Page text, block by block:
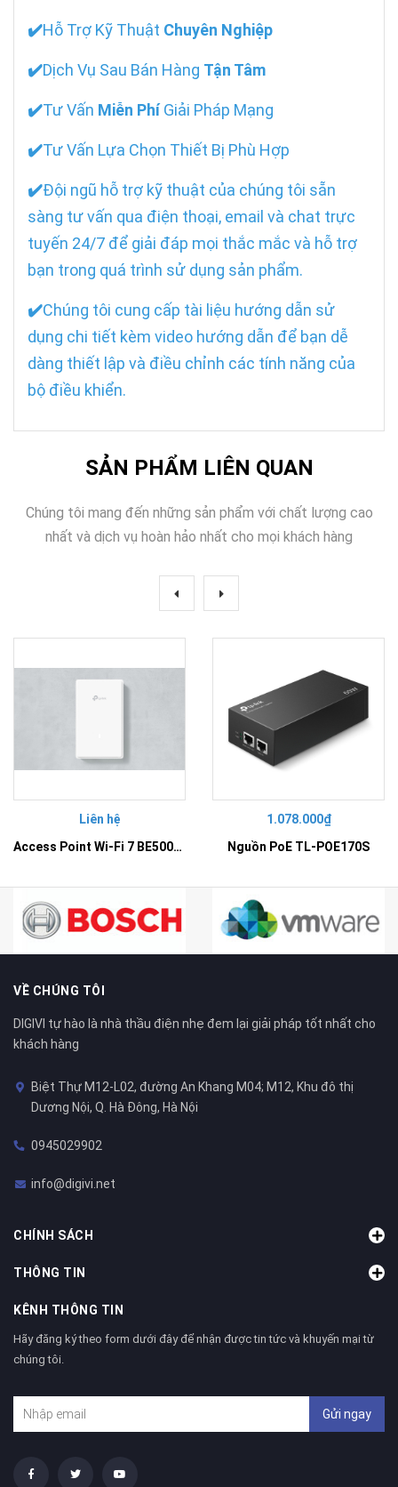
✔️Hỗ Trợ Kỹ Thuật Chuyên Nghiệp
✔️Dịch Vụ Sau Bán Hàng Tận Tâm
✔️Tư Vấn Miễn PhíGiải Pháp Mạng
✔️Tư Vấn Lựa Chọn Thiết Bị Phù Hợp
✔️Đội ngũ hỗ trợ kỹ thuật của chúng tôi sẵn
sàng tư vấn qua điện thoại, email và chat trực
tuyến 24/7 để giải đáp mọi thắc mắc và hỗ trợ
bạn trong quá trình sử dụng sản phẩm.
✔️Chúng tôi cung cấp tài liệu hướng dẫn sử
dụng chi tiết kèm video hướng dẫn để bạn dễ
dàng thiết lập và điều chỉnh các tính năng của
bộ điều khiển.
SẢN PHẨM LIÊN QUAN
Chúng tôi mang đến những sản phẩm với chất lượng cao
nhất và dịch vụ hoàn hảo nhất cho mọi khách hàng
Liên hệ
Access Point Wi-Fi 7 BE5000 Gắn Tường – EAP725-Wall
1.078.000₫
Nguồn PoE TL-POE170S
VỀ CHÚNG TÔI
DIGIVI tự hào là nhà thầu điện nhẹ đem lại giải pháp tốt nhất cho
khách hàng
Biệt Thự M12-L02, đường An Khang M04; M12, Khu đô thị
Dương Nội, Q. Hà Đông, Hà Nội
0945029902
info@digivi.net
CHÍNH SÁCH
THÔNG TIN
KÊNH THÔNG TIN
Hãy đăng ký theo form dưới đây để nhận được tin tức và khuyến mại từ
chúng tôi.
Gửi ngay